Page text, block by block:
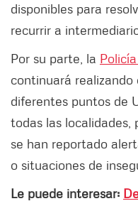
disponibles para
recurrir a
Por su parte, la
continuará
diferentes puntos de
todas las localidades,
se han reportado
o situaciones de
Le puede interesar: